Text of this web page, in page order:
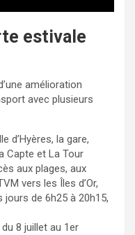
estivale
amélioration
avec plusieurs
d’Hyères, la gare,
Capte et La Tour
aux plages, aux
vers les Îles d’Or,
de 6h25 à 20h15,
8 juillet au 1er